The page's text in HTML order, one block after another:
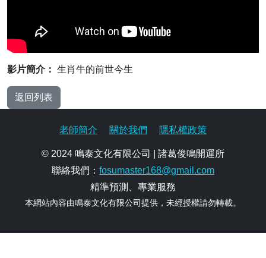
影片簡介： 生肖牛的前世今生
返回列表
老師簡介 關於我們 隱私權政策
© 2024 鳴泰文化有限公司 | 諸葛俊鳴開運所
聯絡我們： fosumaster168@gmail.com
精準預測、專業服務
本網站內容由鳴泰文化有限公司提供，未經授權請勿轉載。